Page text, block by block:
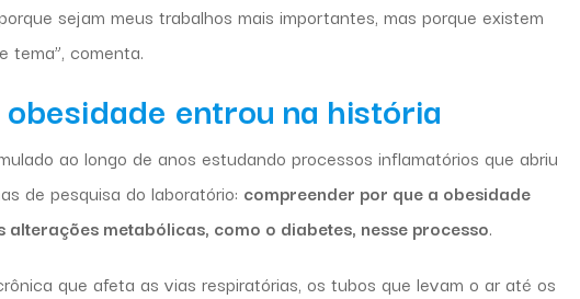
sejam meus trabalhos mais importantes, mas porque existem
tema”, comenta.
obesidade entrou na história
ao longo de anos estudando processos inflamatórios que abriu
de pesquisa do laboratório: compreender por que a obesidade
metabólicas, como o diabetes, nesse processo.
que afeta as vias respiratórias, os tubos que levam o ar até os